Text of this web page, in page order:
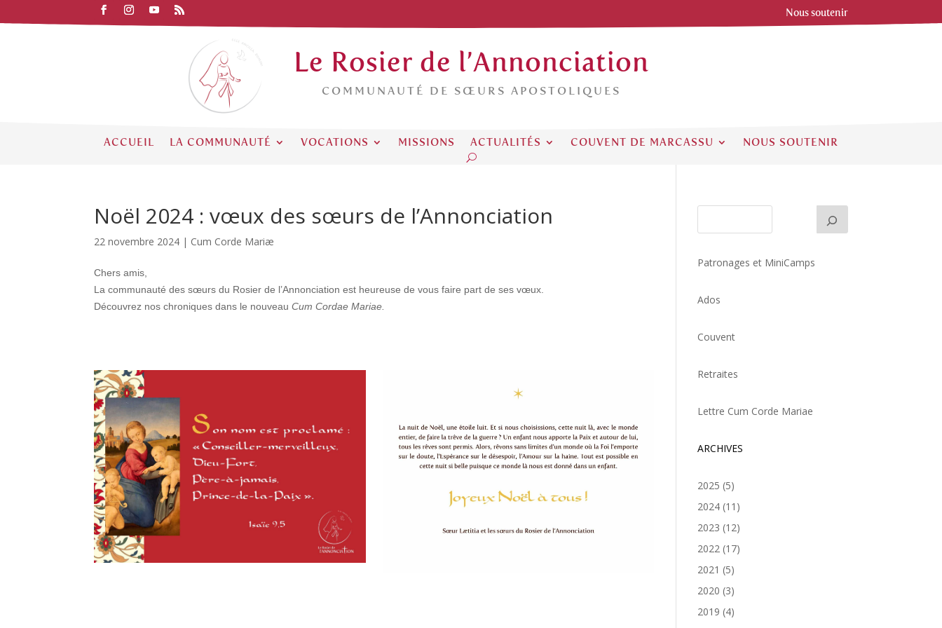
Nous soutenir
Le Rosier de l’Annonciation
COMMUNAUTÉ DE SŒURS APOSTOLIQUES
ACCUEIL LA COMMUNAUTÉ VOCATIONS MISSIONS ACTUALITÉS COUVENT DE MARCASSU NOUS SOUTENIR
Noël 2024 : vœux des sœurs de l’Annonciation
22 novembre 2024 | Cum Corde Mariæ
Chers amis,
La communauté des sœurs du Rosier de l’Annonciation est heureuse de vous faire part de ses vœux.
Découvrez nos chroniques dans le nouveauCum Cordae Mariae.
Patronages et MiniCamps
Ados
Couvent
Retraites
Lettre Cum Corde Mariae
ARCHIVES
2025 (5)
2024(11)
2023 (12)
2022(17)
2021 (5)
2020 (3)
2019 (4)